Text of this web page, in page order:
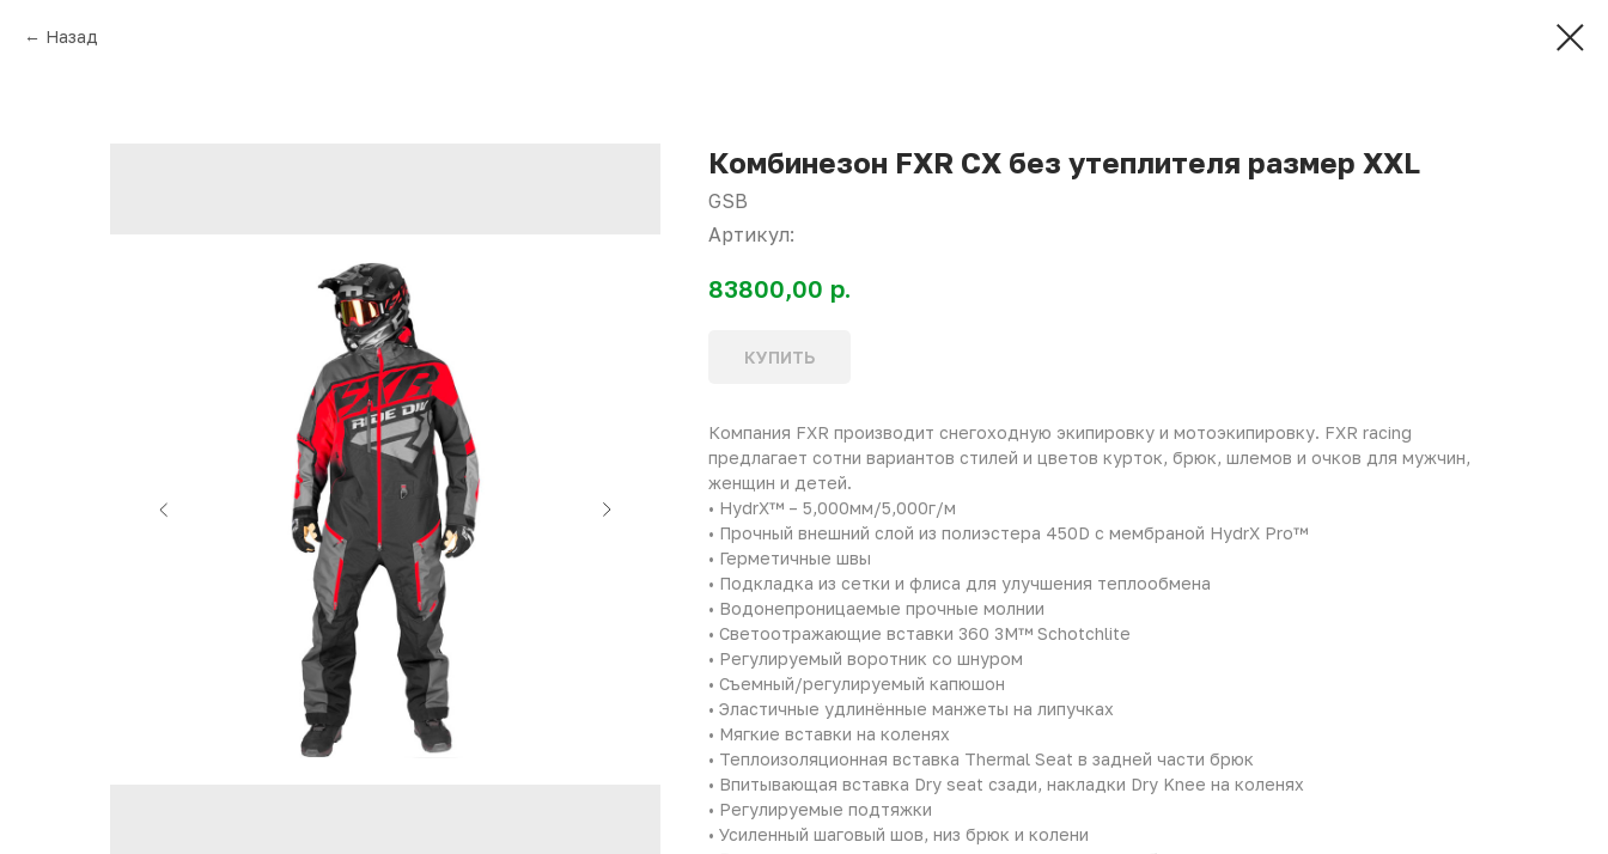
Назад
Комбинезон FXR CX без утеплителя размер XXL
GSB
Артикул:
83800,00 р.
КУПИТЬ
Компания FXR производит снегоходную экипировку и мотоэкипировку. FXR racing
предлагает сотни вариантов стилей и цветов курток, брюк, шлемов и очков для мужчин,
женщин и детей.
• HydrX™ – 5,000мм/5,000г/м
• Прочный внешний слой из полиэстера 450D с мембраной HydrX Pro™
• Герметичные швы
• Подкладка из сетки и флиса для улучшения теплообмена
• Водонепроницаемые прочные молнии
• Светоотражающие вставки 360 3M™ Schotchlite
• Регулируемый воротник со шнуром
• Съемный/регулируемый капюшон
• Эластичные удлинённые манжеты на липучках
• Мягкие вставки на коленях
• Теплоизоляционная вставка Thermal Seat в задней части брюк
• Впитывающая вставка Dry seat сзади, накладки Dry Knee на коленях
• Регулируемые подтяжки
• Усиленный шаговый шов, низ брюк и колени